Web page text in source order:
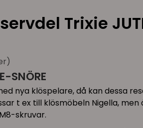
Trixie
SNÖRE
nya klöspelare, då kan dessa
t ex till klösmöbeln Nigella, men
skruvar.